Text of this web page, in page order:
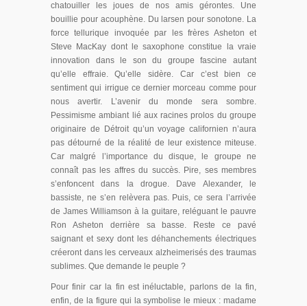
chatouiller les joues de nos amis gérontes. Une
bouillie pour acouphène. Du larsen pour sonotone. La
force tellurique invoquée par les frères Asheton et
Steve MacKay dont le saxophone constitue la vraie
innovation dans le son du groupe fascine autant
qu’elle effraie. Qu’elle sidère. Car c’est bien ce
sentiment qui irrigue ce dernier morceau comme pour
nous avertir. L’avenir du monde sera sombre.
Pessimisme ambiant lié aux racines prolos du groupe
originaire de Détroit qu’un voyage californien n’aura
pas détourné de la réalité de leur existence miteuse.
Car malgré l’importance du disque, le groupe ne
connaît pas les affres du succès. Pire, ses membres
s’enfoncent dans la drogue. Dave Alexander, le
bassiste, ne s’en relèvera pas. Puis, ce sera l’arrivée
de James Williamson à la guitare, reléguant le pauvre
Ron Asheton derrière sa basse. Reste ce pavé
saignant et sexy dont les déhanchements électriques
créeront dans les cerveaux alzheimerisés des traumas
sublimes. Que demande le peuple ?
Pour finir car la fin est inéluctable, parlons de la fin,
enfin, de la figure qui la symbolise le mieux : madame